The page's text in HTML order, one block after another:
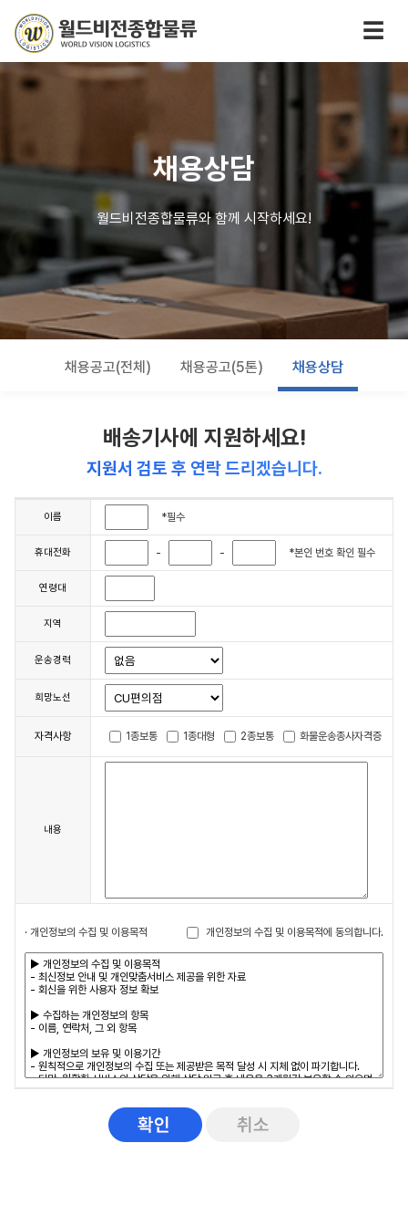
☰
채용상담
월드비전종합물류와 함께 시작하세요!
채용공고(전체) 채용공고(5톤) 채용상담
배송기사에 지원하세요!
지원서 검토 후 연락 드리겠습니다.
이름 *필수
휴대전화 - - *본인 번호 확인 필수
연령대
지역
운송경력
희망노선
자격사항 1종보통 1종대형 2종보통 화물운송종사자격증
내용
· 개인정보의 수집 및 이용목적 개인정보의 수집 및 이용목적에 동의합니다.